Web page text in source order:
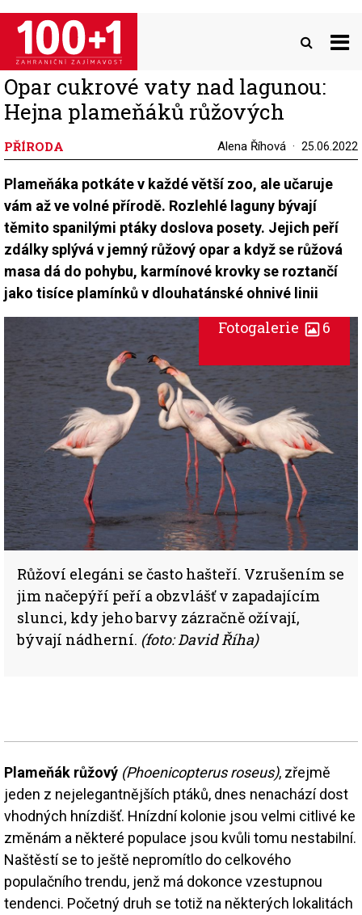
Přejít
hlavnímu
obsahu
Opar cukrové vaty nad lagunou:
Hejna plameňáků růžových
PŘÍRODA Alena Říhová 25.06.2022
Plameňáka potkáte v každé větší zoo, ale učaruje
vám až ve volné přírodě. Rozlehlé laguny bývají
těmito spanilými ptáky doslova posety. Jejich peří
zdálky splývá v jemný růžový opar a když se růžová
masa dá do pohybu, karmínové krovky se roztančí
jako tisíce plamínků v dlouhatánské ohnivé linii
Růžoví elegáni se často hašteří. Vzrušením se
jim načepýří peří a obzvlášť v zapadajícím
slunci, kdy jeho barvy zázračně ožívají,
bývají nádherní. (foto: David Říha)
Fotogalerie 6
Plameňák růžový (Phoenicopterus roseus), zřejmě
jeden z nejelegantnějších ptáků, dnes nenachází dost
vhodných hnízdišť. Hnízdní kolonie jsou velmi citlivé ke
změnám a některé populace jsou kvůli tomu nestabilní.
Naštěstí se to ještě nepromítlo do celkového
populačního trendu, jenž má dokonce vzestupnou
tendenci. Početný druh se totiž na některých lokalitách